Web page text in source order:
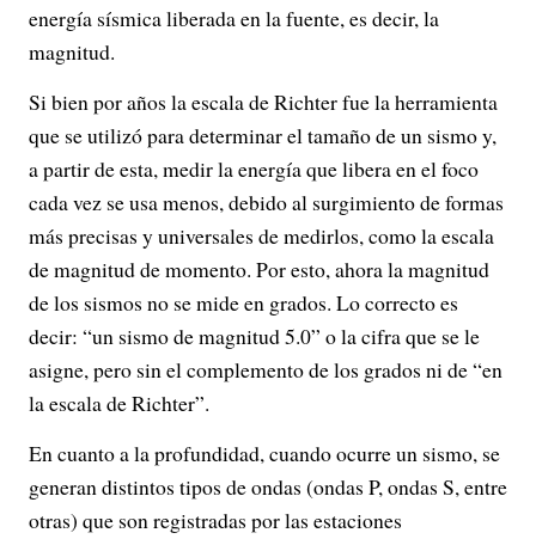
energía sísmica liberada en la fuente, es decir, la
magnitud.
Si bien por años la escala de Richter fue la herramienta
que se utilizó para determinar el tamaño de un sismo y,
a partir de esta, medir la energía que libera en el foco
cada vez se usa menos, debido al surgimiento de formas
más precisas y universales de medirlos, como la escala
de magnitud de momento. Por esto, ahora la magnitud
de los sismos no se mide en grados. Lo correcto es
decir: “un sismo de magnitud 5.0” o la cifra que se le
asigne, pero sin el complemento de los grados ni de “en
la escala de Richter”.
En cuanto a la profundidad, cuando ocurre un sismo, se
generan distintos tipos de ondas (ondas P, ondas S, entre
otras) que son registradas por las estaciones